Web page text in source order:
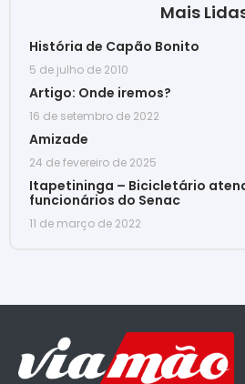
Mais
História de Capão Bonito
5 de julho de 2010
Artigo: Onde iremos?
16 de setembro de 2022
Amizade
24 de fevereiro de 2025
Itapetininga – Bicicletário
funcionários do Senac
11 de março de 2022